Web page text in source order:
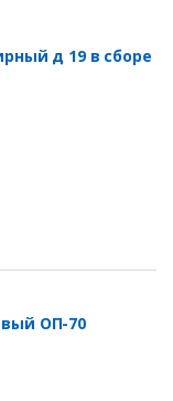
д 19 в сборе
ОП-70